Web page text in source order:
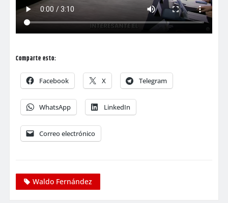
Comparte esto:
Facebook X Telegram
WhatsApp LinkedIn
Correo electrónico
Waldo Fernández